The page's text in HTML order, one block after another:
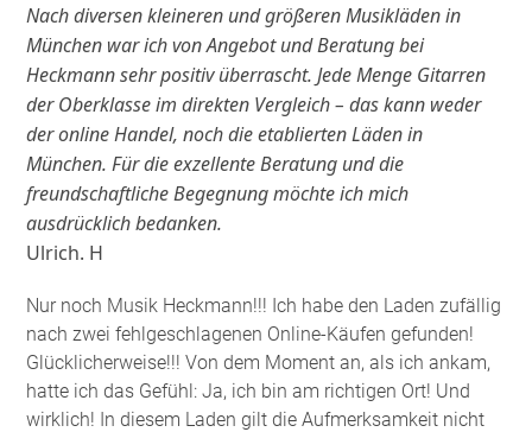
Nach diversen kleineren und größeren Musikläden in
München war ich von Angebot und Beratung bei
Heckmann sehr positiv überrascht. Jede Menge Gitarren
der Oberklasse im direkten Vergleich – das kann weder
der online Handel, noch die etablierten Läden in
München. Für die exzellente Beratung und die
freundschaftliche Begegnung möchte ich mich
ausdrücklich bedanken.
Ulrich. H
Nur noch Musik Heckmann!!! Ich habe den Laden zufällig
nach zwei fehlgeschlagenen Online-Käufen gefunden!
Glücklicherweise!!! Von dem Moment an, als ich ankam,
hatte ich das Gefühl: Ja, ich bin am richtigen Ort! Und
wirklich! In diesem Laden gilt die Aufmerksamkeit nicht